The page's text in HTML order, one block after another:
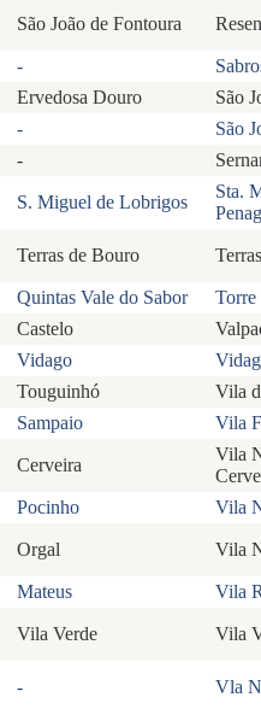
São João de Fontoura
-
Ervedosa Douro
São
-
São
-
S. Miguel de Lobrigos
Sta.
Terras de Bouro
Quintas Vale do Sabor
Castelo
Vidago
Touguinhó
Vila
Sampaio Vila
Cerveira
Vila
Pocinho
Vila
Orgal Vila
Mateus Vila
Vila Verde Vila
- Vla